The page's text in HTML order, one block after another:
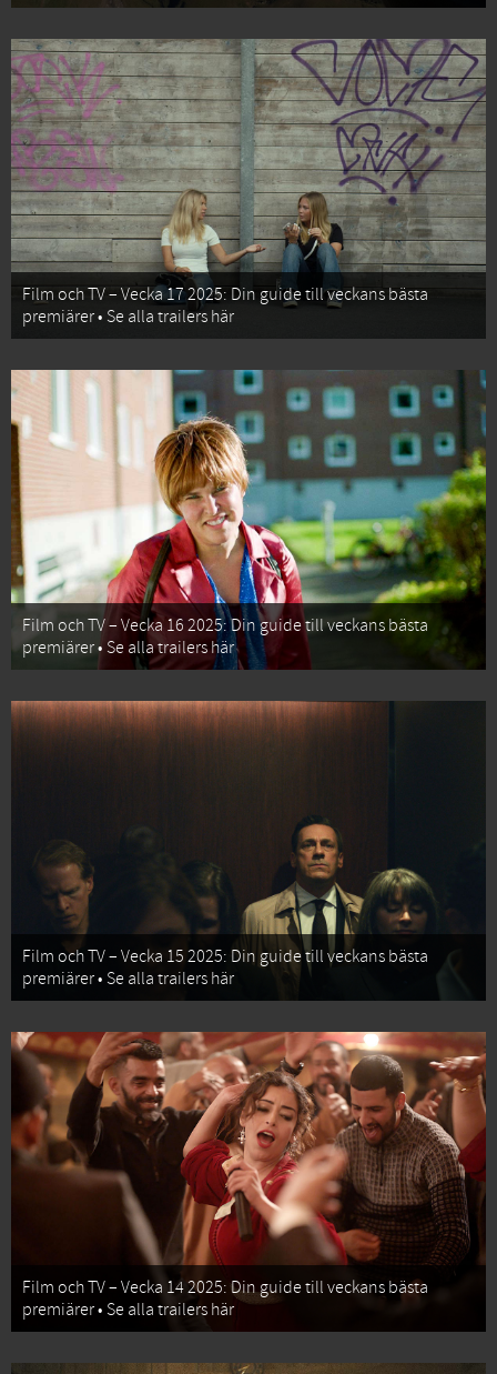
Film och TV – Vecka 17 2025: Din guide till veckans bästa
premiärer • Se alla trailers här
Film och TV – Vecka 16 2025: Din guide till veckans bästa
premiärer • Se alla trailers här
Film och TV – Vecka 15 2025: Din guide till veckans bästa
premiärer • Se alla trailers här
Film och TV – Vecka 14 2025: Din guide till veckans bästa
premiärer • Se alla trailers här